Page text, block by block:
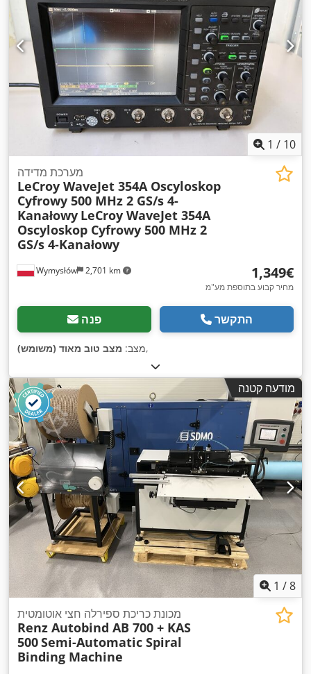
1 / 10
Wymysłów 2,701 km
מערכת מדידה
LeCroy WaveJet 354A Oscyloskop
Cyfrowy 500 MHz 2 GS/s 4-
Kanałowy LeCroy WaveJet 354A
Oscyloskop Cyfrowy 500 MHz 2
GS/s 4-Kanałowy
‏1,349 ‏€
מחיר קבוע בתוספת מע"מ
פנה התקשר
מצב: מצב טוב מאוד (משומש) ,
מודעה קטנה
1 /8
מכונת כריכת ספירלה חצי אוטומטית
Renz Autobind AB 700 + KAS
500Semi-Automatic Spiral
Binding Machine